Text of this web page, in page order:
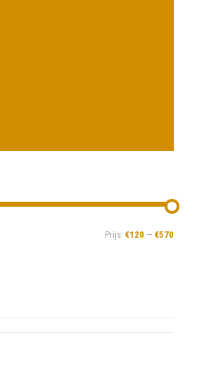
Prijs: €120 — €570